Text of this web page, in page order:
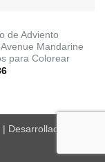
de Adviento
Mandarine
para Colorear
El
Desarrollado por